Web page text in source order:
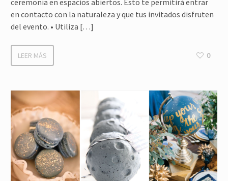
en contacto con la naturaleza y que tus invitados disfruten
del evento. • Utiliza […]
LEER MÁS 0